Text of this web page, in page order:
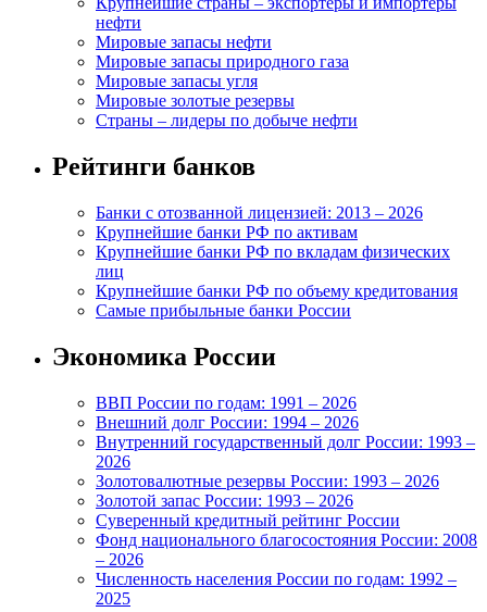
нефти
Мировые запасы нефти
Мировые запасы природного газа
Мировые запасы угля
Мировые золотые резервы
Страны – лидеры по добыче нефти
Рейтинги банков
Банки с отозванной лицензией: 2013 – 2026
Крупнейшие банки РФ по активам
Крупнейшие банки РФ по вкладам физических
лиц
Крупнейшие банки РФ по объему кредитования
Самые прибыльные банки России
Экономика России
ВВП России по годам: 1991 – 2026
Внешний долг России: 1994 – 2026
Внутренний государственный долг России: 1993 –
2026
Золотовалютные резервы России: 1993 – 2026
Золотой запас России: 1993 – 2026
Суверенный кредитный рейтинг России
Фонд национального благосостояния России: 2008
– 2026
Численность населения России по годам: 1992 –
2025